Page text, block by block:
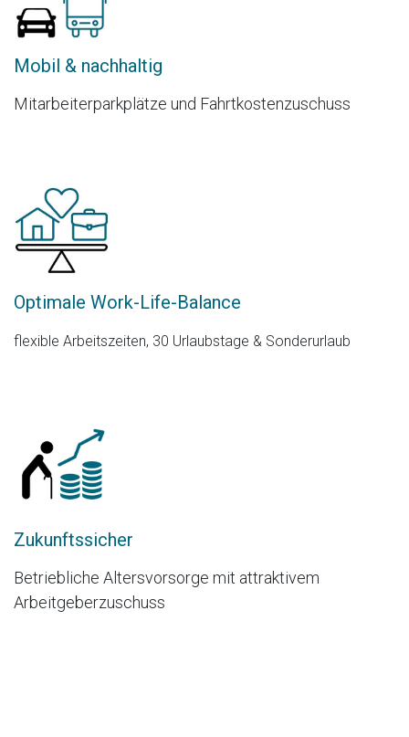
Mobil & nachhaltig
Mitarbeiterparkplätze und Fahrtkostenzuschuss
Optimale Work-Life-Balance
flexible Arbeitszeiten, 30 Urlaubstage & Sonderurlaub
Zukunftssicher
Betriebliche Altersvorsorge mit attraktivem
Arbeitgeberzuschuss